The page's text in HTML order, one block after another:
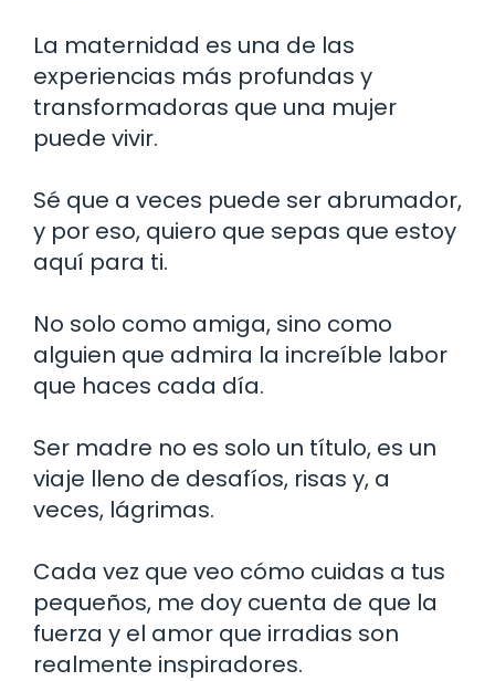
La maternidad es una de las
experiencias más profundas y
transformadoras que una mujer
puede vivir.
Sé que a veces puede ser abrumador,
y por eso, quiero que sepas que estoy
aquí para ti.
No solo como amiga, sino como
alguien que admira la increíble labor
que haces cada día.
Ser madre no es solo un título, es un
viaje lleno de desafíos, risas y, a
veces, lágrimas.
Cada vez que veo cómo cuidas a tus
pequeños, me doy cuenta de que la
fuerza y el amor que irradias son
realmente inspiradores.